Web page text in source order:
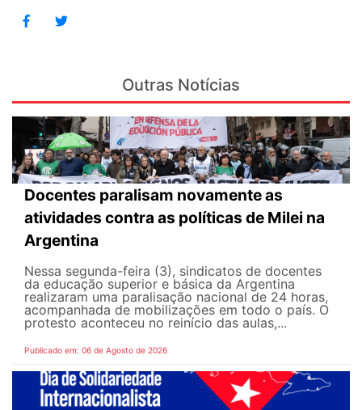
Outras Notícias
Docentes paralisam novamente as
atividades contra as políticas de Milei na
Argentina
Nessa segunda-feira (3), sindicatos de docentes
da educação superior e básica da Argentina
realizaram uma paralisação nacional de 24 horas,
acompanhada de mobilizações em todo o país. O
protesto aconteceu no reinício das aulas,...
Publicado em: 06 de Agosto de 2026